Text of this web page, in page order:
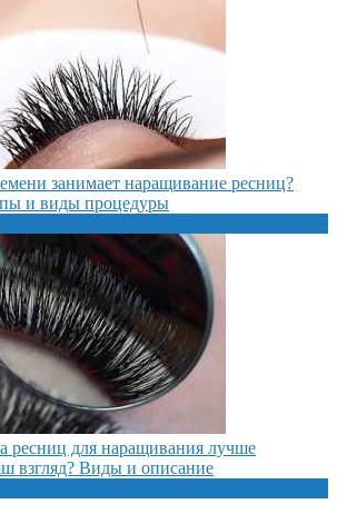
занимает наращивание ресниц?
и виды процедуры
ресниц для наращивания лучше
взгляд? Виды и описание